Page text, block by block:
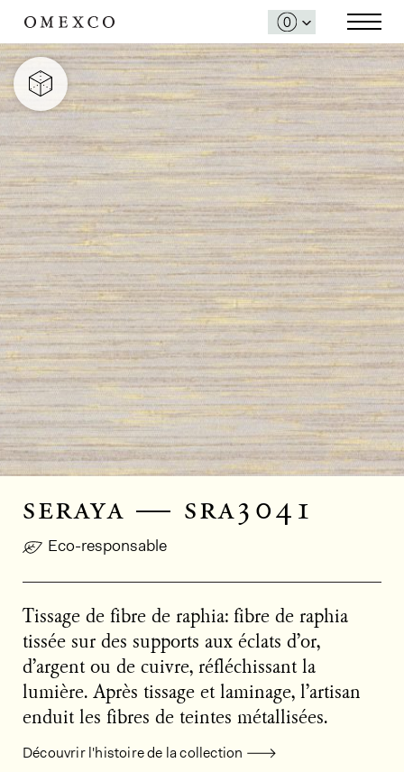
seraya — sra3041
Eco-responsable
Tissage de fibre de raphia: fibre de raphia
tissée sur des supports aux éclats d’or,
d’argent ou de cuivre, réfléchissant la
lumière. Après tissage et laminage, l’artisan
enduit les fibres de teintes métallisées.
Découvrir l'histoire de la collection